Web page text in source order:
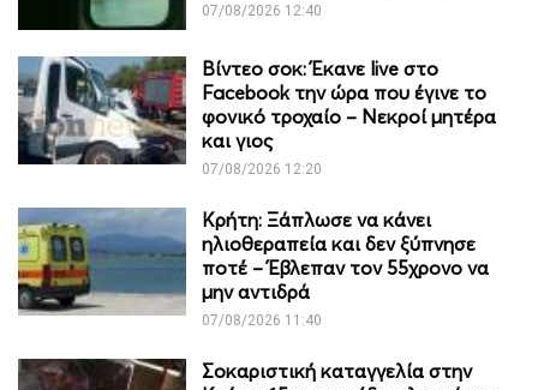
07/08/2026 12:40
Βίντεο σοκ: Έκανε live στο
Facebook την ώρα που έγινε το
φονικό τροχαίο – Νεκροί μητέρα
και γιος
07/08/2026 12:20
Κρήτη: Ξάπλωσε να κάνει
ηλιοθεραπεία και δεν ξύπνησε
ποτέ – Έβλεπαν τον 55χρονο να
μην αντιδρά
07/08/2026 11:40
Σοκαριστική καταγγελία στην